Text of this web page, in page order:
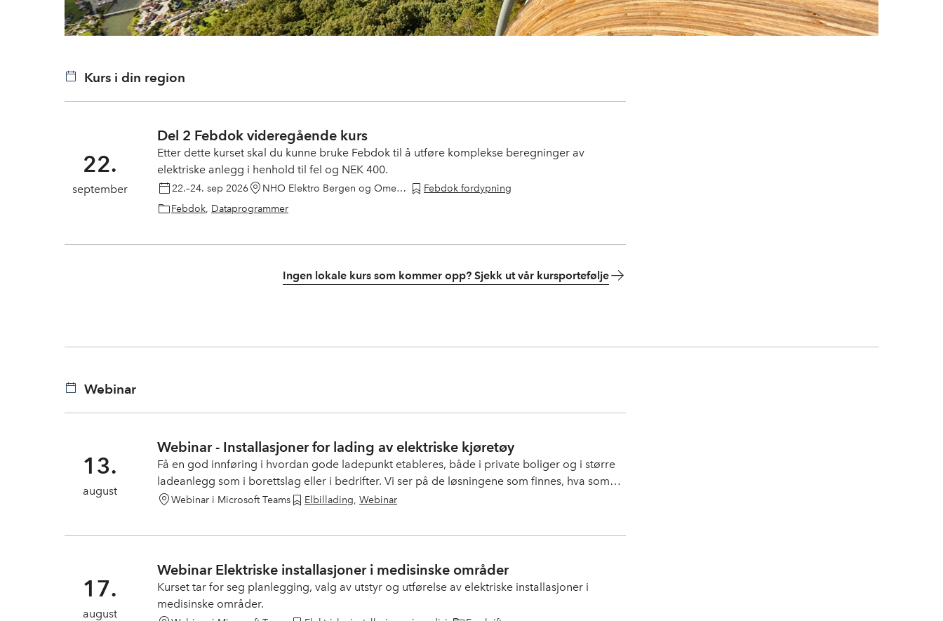
Kurs i din region
22.
september
Del 2 Febdok videregående kurs
Etter dette kurset skal du kunne bruke Febdok til å utføre komplekse beregninger av
elektriske anlegg i henhold til fel og NEK 400.
22.–24. sep 2026 NHO Elektro Bergen og Omegn, Veiten 3
Febdok fordypning
Febdok, Dataprogrammer
Ingen lokale kurs som kommer opp? Sjekk ut vår kursportefølje
Webinar
13.
august
Webinar - Installasjoner for lading av elektriske kjøretøy
Få en god innføring i hvordan gode ladepunkt etableres, både i private boliger og i større
ladeanlegg som i borettslag eller i bedrifter. Vi ser på de løsningene som finnes, hva som
passer best i forskjellige situasjoner og hva regelverket (NEK400 og standarder)
Webinar i Microsoft Teams Elbillading, Webinar
17.
august
Webinar Elektriske installasjoner i medisinske områder
Kurset tar for seg planlegging, valg av utstyr og utførelse av elektriske installasjoner i
medisinske områder.